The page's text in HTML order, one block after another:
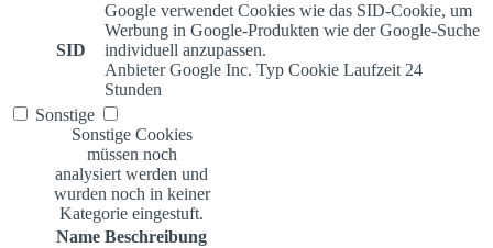
SID
Google verwendet Cookies wie das SID-Cookie, um
Werbung in Google-Produkten wie der Google-Suche
individuell anzupassen.
Anbieter Google Inc. Typ Cookie Laufzeit 24
Stunden
Sonstige
Sonstige Cookies
müssen noch
analysiert werden und
wurden noch in keiner
Kategorie eingestuft.
Name Beschreibung